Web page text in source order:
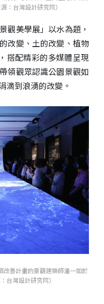
：台 灣設計研究院）
觀美學展」以水為題，
改變、土的改變、植物
搭配精彩的多媒體呈現
領觀眾認識公園景觀如
滴到浪湧的改變。
改善計畫的景觀建築師潘一如於
台 灣設計研究院）